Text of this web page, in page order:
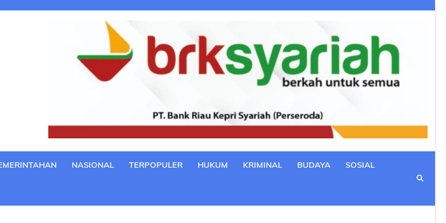
NASIONAL TERPOPULER HUKUM KRIMINAL BUDAYA SOSIAL